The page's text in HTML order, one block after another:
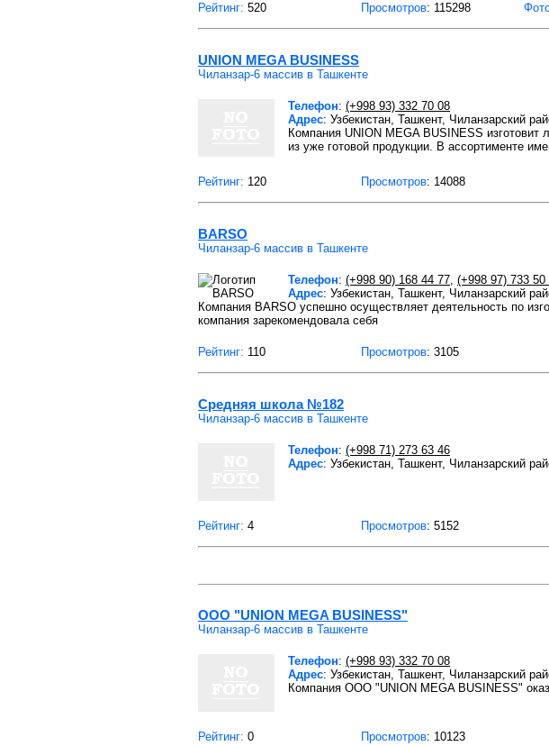
Рейтинг: 520 Просмотров: 115298
UNION MEGA BUSINESS
Чиланзар-6 массив в Ташкенте
Телефон: (+998 93) 332 70 08
Адрес: Узбекистан, Ташкент, Чиланзарский
Компания UNION MEGA BUSINESS
из уже готовой продукции. В ассортименте
Рейтинг: 120 Просмотров: 14088
BARSO
Чиланзар-6 массив в Ташкенте
Телефон: (+998 90) 168 44 77, (+998 97) 733 50
Адрес: Узбекистан, Ташкент, Чиланзарский
Компания BARSO успешно осуществляет деятельность по
компания зарекомендовала себя
Рейтинг: 110 Просмотров: 3105
Средняя школа №182
Чиланзар-6 массив в Ташкенте
Телефон: (+998 71) 273 63 46
Адрес: Узбекистан, Ташкент, Чиланзарский
Рейтинг: 4 Просмотров: 5152
ООО "UNION MEGA BUSINESS"
Чиланзар-6 массив в Ташкенте
Телефон: (+998 93) 332 70 08
Адрес: Узбекистан, Ташкент, Чиланзарский
Компания ООО "UNION MEGA BUSINESS"
Рейтинг: 0 Просмотров: 10123